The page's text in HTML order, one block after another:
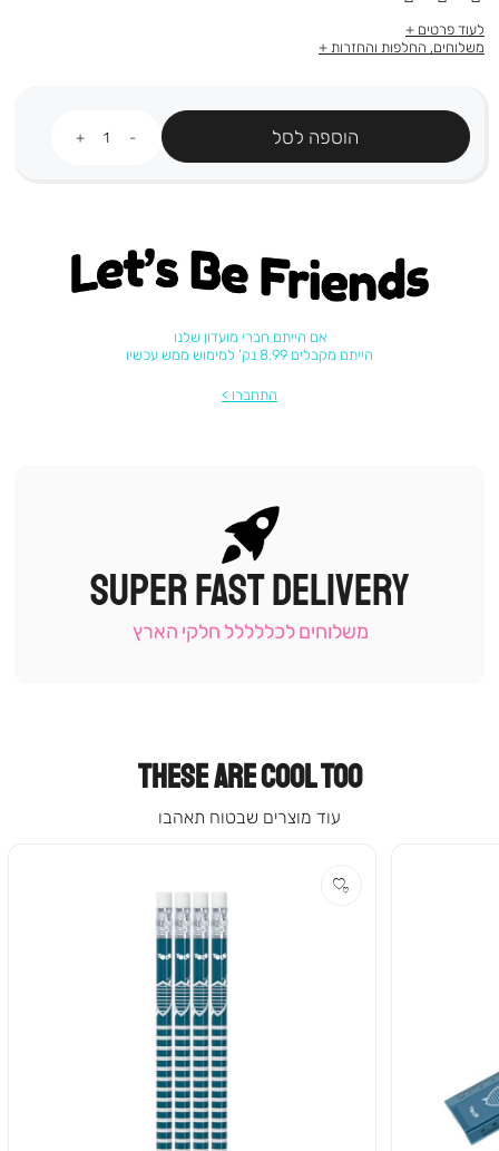
לעוד פרטים
משלוחים, החלפות והחזרות
הוספה לסל
Let's be friends
אם הייתם חברי מועדון שלנו
הייתם מקבלים 8.99 נק' למימוש ממש עכשיו
התחברו
|
תומכי
-
SUPER FAST DELIVERY
משלוחים לכללללל חלקי הארץ
THESE ARE COOL TOO
עוד מוצרים שבטוח תאהבו